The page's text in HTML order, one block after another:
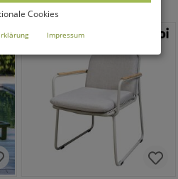
Cookies
Impressum